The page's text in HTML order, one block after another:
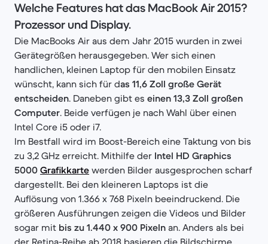
Welche Features hat das MacBook Air 2015?
Prozessor und Display.
Die MacBooks Air aus dem Jahr 2015 wurden in zwei
Gerätegrößen herausgegeben. Wer sich einen
handlichen, kleinen Laptop für den mobilen Einsatz
wünscht, kann sich für das 11,6 Zoll große Gerät
entscheiden. Daneben gibt es einen 13,3 Zoll großen
Computer. Beide verfügen je nach Wahl über einen
Intel Core i5 oder i7.
Im Bestfall wird im Boost-Bereich eine Taktung von bis
zu 3,2 GHz erreicht. Mithilfe der Intel HD Graphics
5000 Grafikkarte werden Bilder ausgesprochen scharf
dargestellt. Bei den kleineren Laptops ist die
Auflösung von 1.366 x 768 Pixeln beeindruckend. Die
größeren Ausführungen zeigen die Videos und Bilder
sogar mit bis zu 1.440 x 900 Pixeln an. Anders als bei
der Retina-Reihe ab 2018 basieren die Bildschirme